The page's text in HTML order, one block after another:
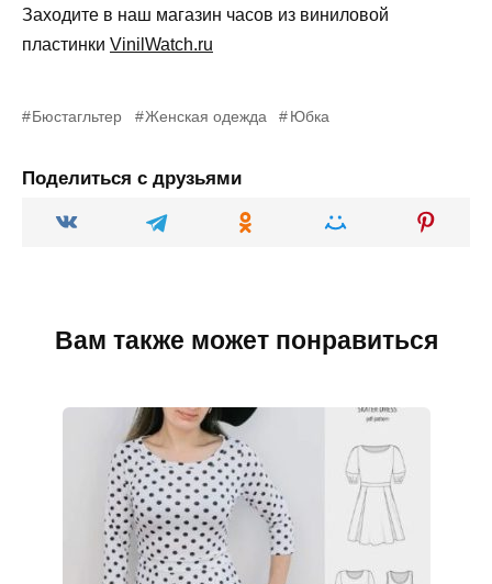
Заходите в наш магазин часов из виниловой
пластинки VinilWatch.ru
Бюстагльтер Женская одежда Юбка
Поделиться с друзьями
Вам также может понравиться